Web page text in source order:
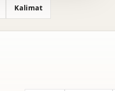
Kalimat